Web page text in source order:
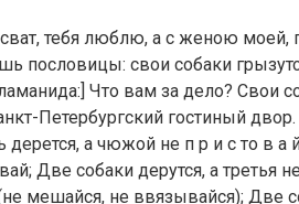
тебя люблю, а с женою
пословицы: свои собаки
Что вам за дело? Свои
Петербургский гостиный двор.
а чюжой не п р и с то в а
Две собаки дерутся, а третья
мешайся, не ввязывайся); Две